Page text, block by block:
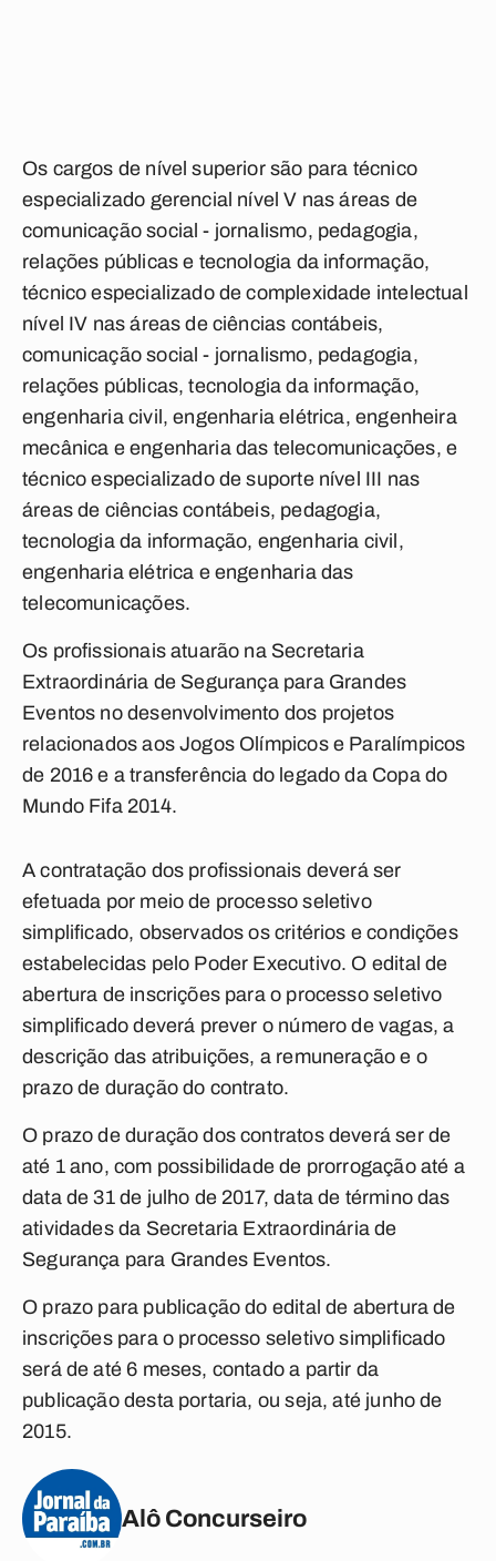
Os cargos de nível superior são para técnico
especializado gerencial nível V nas áreas de
comunicação social - jornalismo, pedagogia,
relações públicas e tecnologia da informação,
técnico especializado de complexidade intelectual
nível IV nas áreas de ciências contábeis,
comunicação social - jornalismo, pedagogia,
relações públicas, tecnologia da informação,
engenharia civil, engenharia elétrica, engenheira
mecânica e engenharia das telecomunicações, e
técnico especializado de suporte nível III nas
áreas de ciências contábeis, pedagogia,
tecnologia da informação, engenharia civil,
engenharia elétrica e engenharia das
telecomunicações.
Os profissionais atuarão na Secretaria
Extraordinária de Segurança para Grandes
Eventos no desenvolvimento dos projetos
relacionados aos Jogos Olímpicos e Paralímpicos
de 2016 e a transferência do legado da Copa do
Mundo Fifa 2014.
A contratação dos profissionais deverá ser
efetuada por meio de processo seletivo
simplificado, observados os critérios e condições
estabelecidas pelo Poder Executivo. O edital de
abertura de inscrições para o processo seletivo
simplificado deverá prever o número de vagas, a
descrição das atribuições, a remuneração e o
prazo de duração do contrato.
O prazo de duração dos contratos deverá ser de
até 1 ano, com possibilidade de prorrogação até a
data de 31 de julho de 2017, data de término das
atividades da Secretaria Extraordinária de
Segurança para Grandes Eventos.
O prazo para publicação do edital de abertura de
inscrições para o processo seletivo simplificado
será de até 6 meses, contado a partir da
publicação desta portaria, ou seja, até junho de
2015.
Alô Concurseiro